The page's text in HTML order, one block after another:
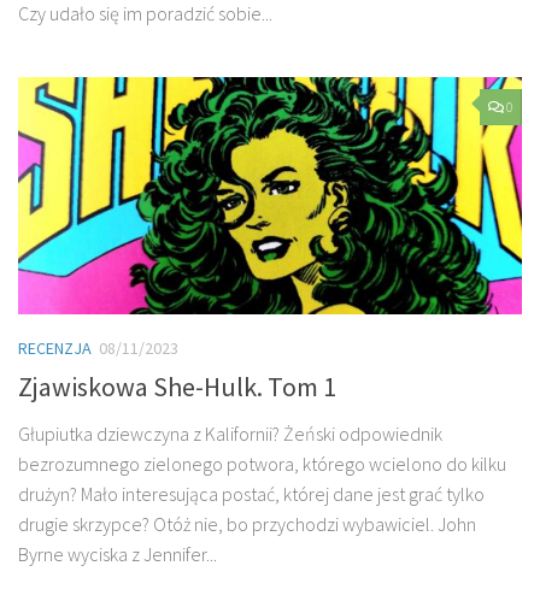
Czy udało się im poradzić sobie...
0
RECENZJA 08/11/2023
Zjawiskowa She-Hulk. Tom 1
Głupiutka dziewczyna z Kalifornii? Żeński odpowiednik
bezrozumnego zielonego potwora, którego wcielono do kilku
drużyn? Mało interesująca postać, której dane jest grać tylko
drugie skrzypce? Otóż nie, bo przychodzi wybawiciel. John
Byrne wyciska z Jennifer...